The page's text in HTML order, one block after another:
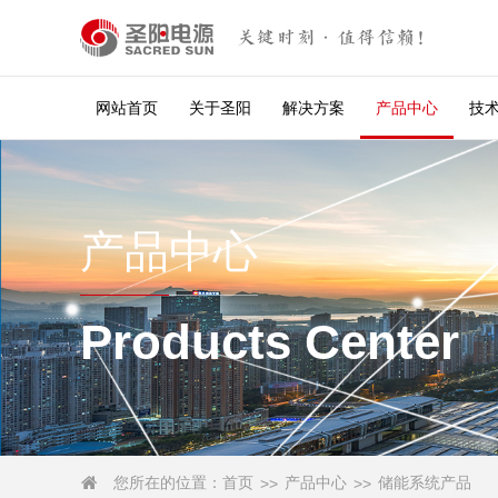
关键时刻·值得信赖！
网站首页 关于圣阳 解决方案 产品中心 技
产品中心
Products Center
 您所在的位置： 首页 >> 产品中心 >> 储能系统产品